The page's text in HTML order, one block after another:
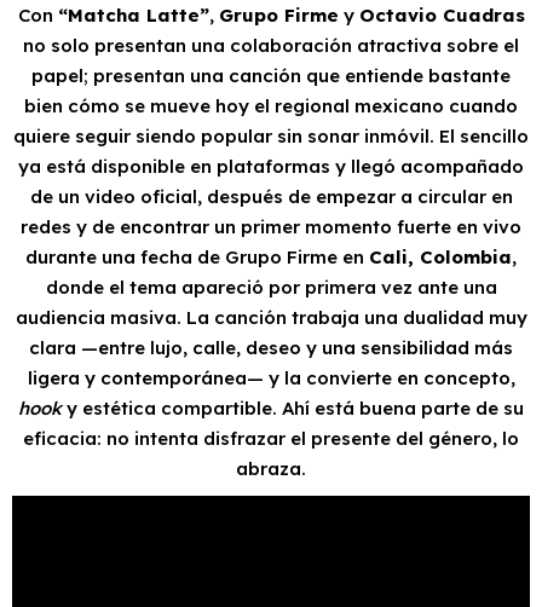
Con “Matcha Latte”, Grupo Firme y Octavio Cuadras
no solo presentan una colaboración atractiva sobre el
papel; presentan una canción que entiende bastante
bien cómo se mueve hoy el regional mexicano cuando
quiere seguir siendo popular sin sonar inmóvil. El sencillo
ya está disponible en plataformas y llegó acompañado
de un video oficial, después de empezar a circular en
redes y de encontrar un primer momento fuerte en vivo
durante una fecha de Grupo Firme en Cali, Colombia,
donde el tema apareció por primera vez ante una
audiencia masiva. La canción trabaja una dualidad muy
clara —entre lujo, calle, deseo y una sensibilidad más
ligera y contemporánea— y la convierte en concepto,
hooky estética compartible. Ahí está buena parte de su
eficacia: no intenta disfrazar el presente del género, lo
abraza.